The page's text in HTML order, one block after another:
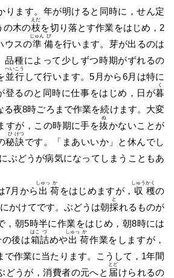
ります。年が明けると同時に，せん定
の木の枝
えだ
を切り落とす作業をはじめ，2
ウスの準
じゅん
備
び
を行います。芽が出るのは
品種によって少しずつ時期がずれるの
並
へい
行
こう
して行います。5月から6月は特に
登るのと同時に仕事をはじめ，日が暮
く
る夜8時ごろまで作業を続けます。大変
すが，この時期に手を抜
ぬ
かないことが
秘
ひ
訣
けつ
です。「まあいいか」と休んでし
ぶどうが病気になってしまうこともあ
7月から 出
しゅっ
荷
か
をはじめますが， 収
しゅう
穫
かく
の
かけてです。ぶどうは朝採
と
れるものが
，朝5時半に作業をはじめ，朝8時には
の後は箱
はこ
詰
づ
めや出
しゅっ
荷
か
作業をしますが，
で作業に当たります。こうして，1年間
どうが，消費者の元へと 届
とど
けられるの